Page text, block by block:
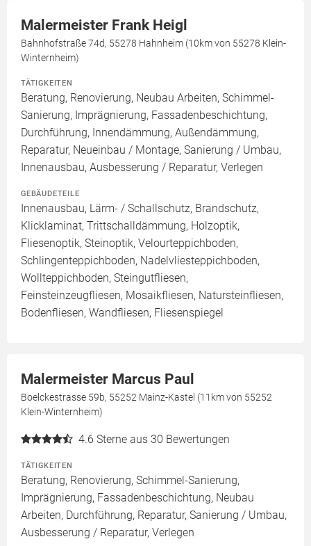
Malermeister Frank Heigl
Bahnhofstraße 74d, 55278 Hahnheim (10km von 55278 Klein-
Winternheim)
TÄTIGKEITEN
Beratung, Renovierung, Neubau Arbeiten, Schimmel-
Sanierung, Imprägnierung, Fassadenbeschichtung,
Durchführung, Innendämmung, Außendämmung,
Reparatur, Neueinbau / Montage, Sanierung / Umbau,
Innenausbau, Ausbesserung / Reparatur, Verlegen
GEBÄUDETEILE
Innenausbau, Lärm- / Schallschutz, Brandschutz,
Klicklaminat, Trittschalldämmung, Holzoptik,
Fliesenoptik, Steinoptik, Velourteppichboden,
Schlingenteppichboden, Nadelvliesteppichboden,
Wollteppichboden, Steingutfliesen,
Feinsteinzeugfliesen, Mosaikfliesen, Natursteinfliesen,
Bodenfliesen, Wandfliesen, Fliesenspiegel
Malermeister Marcus Paul
Boelckestrasse 59b, 55252 Mainz-Kastel (11km von 55252
Klein-Winternheim)
4.6 Sterne aus 30 Bewertungen
TÄTIGKEITEN
Beratung, Renovierung, Schimmel-Sanierung,
Imprägnierung, Fassadenbeschichtung, Neubau
Arbeiten, Durchführung, Reparatur, Sanierung / Umbau,
Ausbesserung / Reparatur, Verlegen